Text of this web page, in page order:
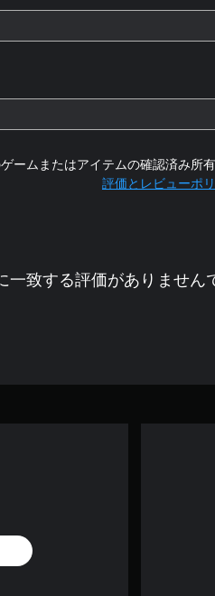
ームまたはアイテムの確認済み所
評価とレビューポ
一致する評価がありません